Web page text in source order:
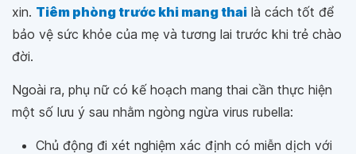
xin. Tiêm phòng trước khi mang thai là cách tốt để
bảo vệ sức khỏe của mẹ và tương lai trước khi trẻ chào
đời.
Ngoài ra, phụ nữ có kế hoạch mang thai cần thực hiện
một số lưu ý sau nhằm ngòng ngừa virus rubella:
Chủ động đi xét nghiệm xác định có miễn dịch với